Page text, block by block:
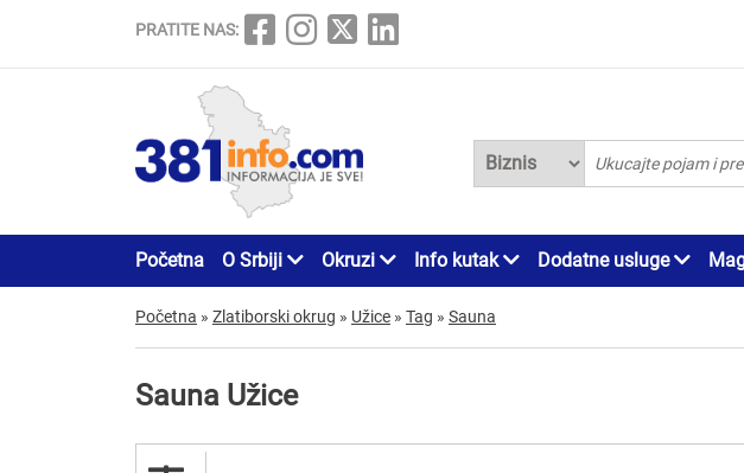
PRATITE NAS:
Početna O Srbiji Okruzi Info kutak Dodatne usluge
Početna » Zlatiborski okrug » Užice » Tag » Sauna
Sauna Užice